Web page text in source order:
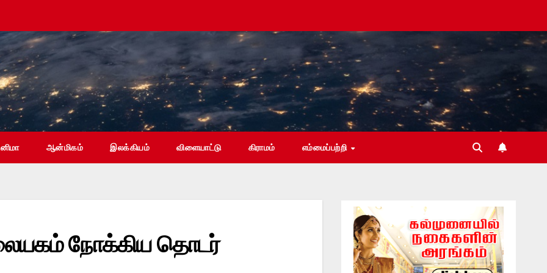
ஆன்மிகம் இலக்கியம் விளையாட்டு கிராமம் எம்மைப்பற்றி
நோக்கிய தொடர்